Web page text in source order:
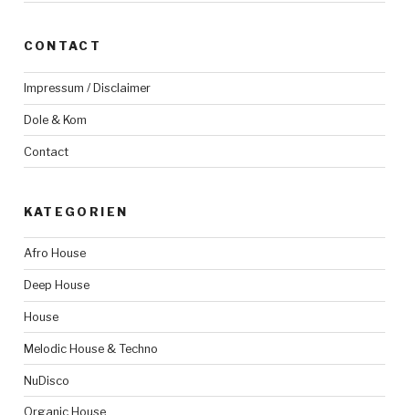
CONTACT
Impressum / Disclaimer
Dole & Kom
Contact
KATEGORIEN
Afro House
Deep House
House
Melodic House & Techno
NuDisco
Organic House